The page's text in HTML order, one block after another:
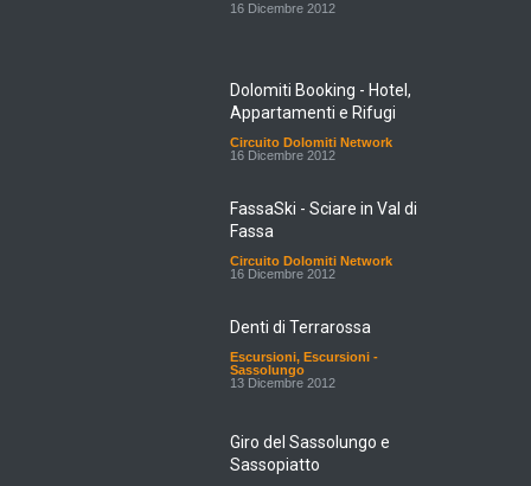
16 Dicembre 2012
Dolomiti Booking - Hotel,
Appartamenti e Rifugi
Circuito Dolomiti Network
16 Dicembre 2012
FassaSki - Sciare in Val di
Fassa
Circuito Dolomiti Network
16 Dicembre 2012
Denti di Terrarossa
Escursioni, Escursioni -
Sassolungo
13 Dicembre 2012
Giro del Sassolungo e
Sassopiatto